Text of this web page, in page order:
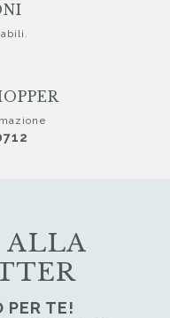
ALLA
PER TE!